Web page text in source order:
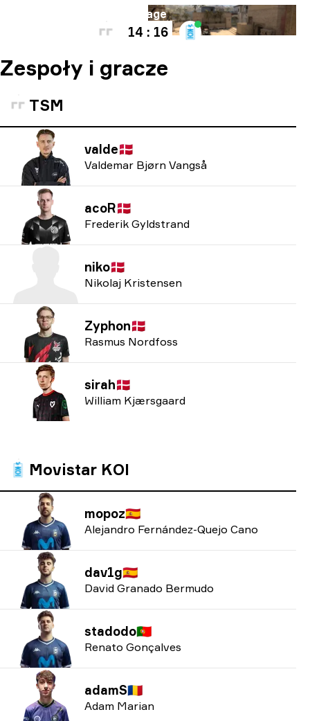
Mirage
14 : 16
Zespoły i gracze
TSM
valde🇩🇰
Valdemar Bjørn Vangså
acoR🇩🇰
Frederik Gyldstrand
niko🇩🇰
Nikolaj Kristensen
Zyphon🇩🇰
Rasmus Nordfoss
sirah🇩🇰
William Kjærsgaard
Movistar KOI
mopoz🇪🇸
Alejandro Fernández-Quejo Cano
dav1g🇪🇸
David Granado Bermudo
stadodo🇵🇹
Renato Gonçalves
adamS🇷🇴
Adam Marian